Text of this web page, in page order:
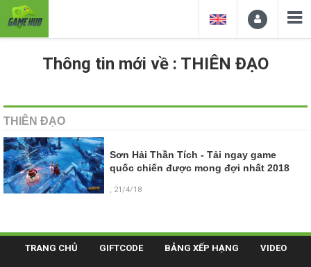
Thông tin mới về : THIÊN ĐẠO
THIÊN ĐẠO
Sơn Hải Thần Tích - Tải ngay game
quốc chiến được mong đợi nhất 2018
, 21/4/18
TRANG CHỦ GIFTCODE BẢNG XẾP HẠNG VIDEO